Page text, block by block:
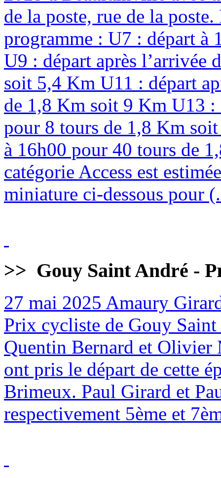
de la poste, rue de la
programme : U7 : départ à
U9 : départ après l’arrivée
soit 5,4 Km U11 : départ
de 1,8 Km soit 9 Km U13 :
pour 8 tours de 1,8 Km
à 16h00 pour 40 tours de
catégorie Access est
miniature ci-dessous pour
>> Gouy Saint André -
27 mai 2025 Amaury
Prix cycliste de Gouy
Quentin Bernard et Olivier
ont pris le départ de cette
Brimeux. Paul Girard et
respectivement 5ème et